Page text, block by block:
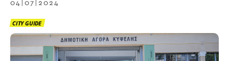
04|07|2024
CITY GUIDE